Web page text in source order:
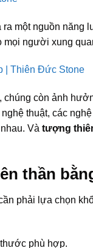
một nguồn năng
người xung
còn ảnh
thuật, các
Và tượng
thần
phải lựa chọn
phù hợp.